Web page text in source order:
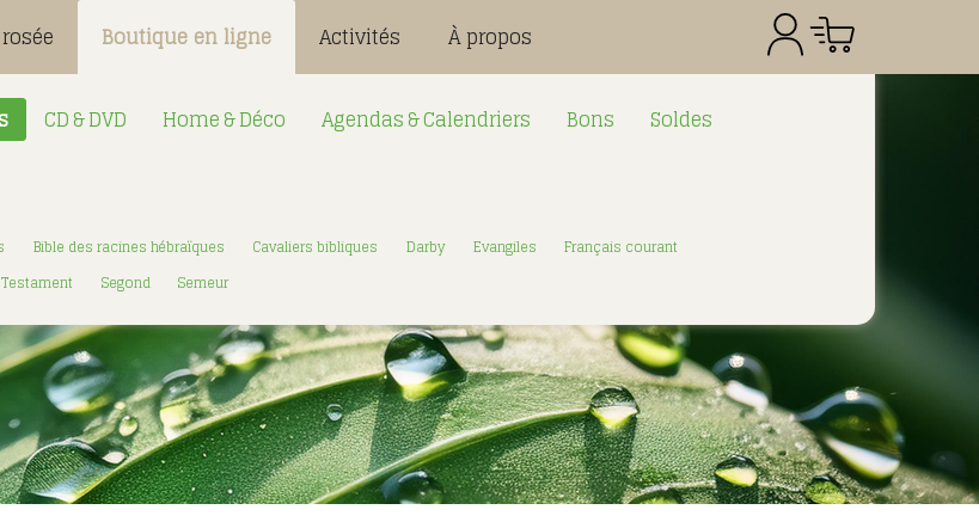
Boutique en ligne Activités À propos
CD & DVD Home & Déco Agendas & Calendriers Bons Soldes
Bible des racines hébraïques Cavaliers bibliques Darby Evangiles
Français courant
Segond Semeur